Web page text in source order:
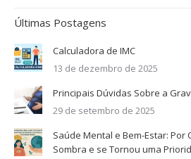
Últimas Postagens
Calculadora de IMC
13 de dezembro de 2025
Principais Dúvidas Sobre a
29 de setembro de 2025
Saúde Mental e Bem-Estar: Por
Sombra e se Tornou uma